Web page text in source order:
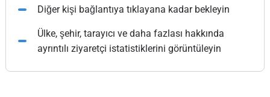
Diğer kişi bağlantıya tıklayana kadar bekleyin
Ülke, şehir, tarayıcı ve daha fazlası hakkında
ayrıntılı ziyaretçi istatistiklerini görüntüleyin